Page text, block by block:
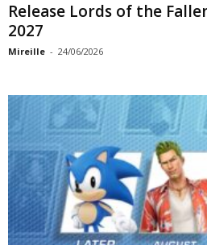
Release Lords of the
2027
Mireille - 24/06/2026